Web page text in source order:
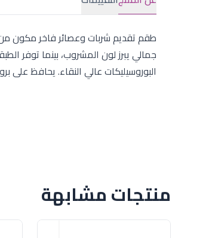
جمالي يبرز لون المشروب، بينما توفر
البوروسيليكات عالي النقاء. يحافظ
منتجات مشابهة